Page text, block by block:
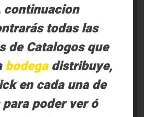
continuacion
todas las
de Catalogos que
bodegadistribuye,
en cada una de
poder ver ó